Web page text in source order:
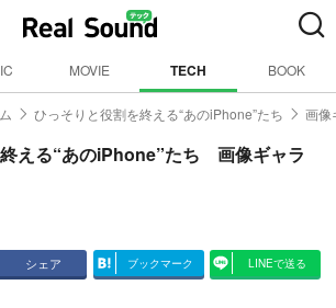
MOVIE TECH BOOK
ひっそりと役割を終える“あのiPhone”たち 画像
える“あのiPhone”たち 画像ギャラ
シェア ブックマーク LINEで送る